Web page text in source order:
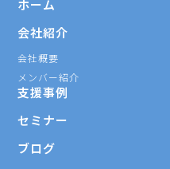
ホーム
会社紹介
会社概要
メンバー紹介
支援事例
セミナー
ブログ